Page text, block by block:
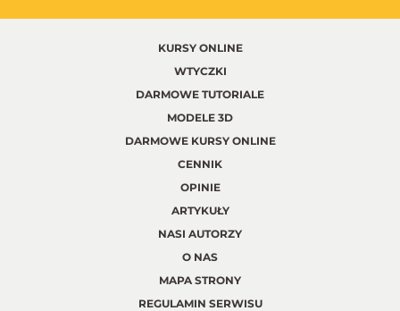
KURSY ONLINE
WTYCZKI
DARMOWE TUTORIALE
MODELE 3D
DARMOWE KURSY ONLINE
CENNIK
OPINIE
ARTYKUŁY
NASI AUTORZY
O NAS
MAPA STRONY
REGULAMIN SERWISU